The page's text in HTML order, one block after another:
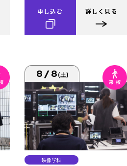
申し込む 詳しく見る
8/8(土)
映像学科